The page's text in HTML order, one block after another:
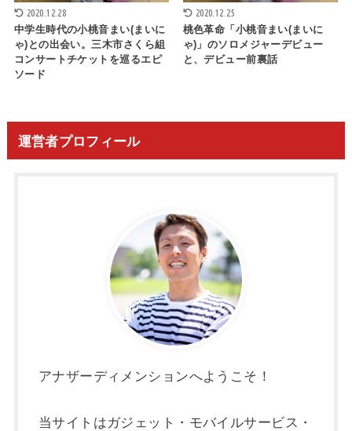
2020.12.28
中学生時代の小桃音まい(まいに
ゃ)との出会い。三木市さくら組
コンサートチケットを巡るエピ
ソード
2020.12.25
桃色革命「小桃音まい(まいに
ゃ)」のソロメジャーデビュー
と、デビュー前裏話
運営者プロフィール
アナザーディメンションへようこそ！
当サイトはガジェット・モバイルサービス・